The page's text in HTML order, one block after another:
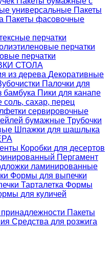
универсальные Пакеты
Пакеты фасовочные
перчатки
перчатки
перчатки
СТОЛА
из дерева Декоративные
Палочки для
бамбука Пики для канапе
сахар, перец
сервировочные
бумажные Трубочки
Шпажки для шашлыка
Коробки для десертов
Пергамент
ламинированные
Формы для выпечки
Тарталетка Формы
для куличей
Пакеты
Средства для розжига